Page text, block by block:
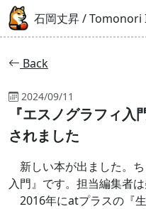
石岡丈昇 / Tomonori
Back
2024/09/11
『エスノグラフィ
されました
新しい本が出ました。
入門』です。担当編集者は
2016年にatプラスの『